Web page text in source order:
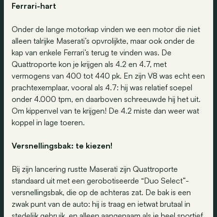
Ferrari-hart
Onder de lange motorkap vinden we een motor die niet
alleen talrijke Maserati’s opvrolijkte, maar ook onder de
kap van enkele Ferrari’s terug te vinden was. De
Quattroporte kon je krijgen als 4.2 en 4.7, met
vermogens van 400 tot 440 pk. En zijn V8 was echt een
prachtexemplaar, vooral als 4.7: hij was relatief soepel
onder 4.000 tpm, en daarboven schreeuwde hij het uit.
Om kippenvel van te krijgen! De 4.2 miste dan weer wat
koppel in lage toeren.
Versnellingsbak: te kiezen!
Bij zijn lancering rustte Maserati zijn Quattroporte
standaard uit met een gerobotiseerde “Duo Select”-
versnellingsbak, die op de achteras zat. De bak is een
zwak punt van de auto: hij is traag en ietwat brutaal in